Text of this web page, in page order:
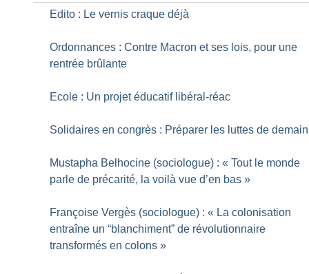
Edito : Le vernis craque déjà
Ordonnances : Contre Macron et ses lois, pour une
rentrée brûlante
Ecole : Un projet éducatif libéral-réac
Solidaires en congrès : Préparer les luttes de demain
Mustapha Belhocine (sociologue) : « Tout le monde
parle de précarité, la voilà vue d’en bas »
Françoise Vergès (sociologue) : « La colonisation
entraîne un “blanchiment” de révolutionnaire
transformés en colons »